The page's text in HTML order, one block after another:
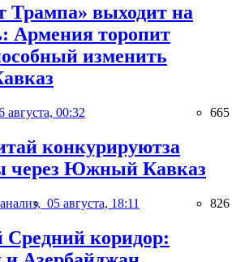
выходит на
Армения торопит
изменить
августа, 00:32 665
конкурируютза
через Южный Кавказ
05 августа, 18:11 826
коридор: